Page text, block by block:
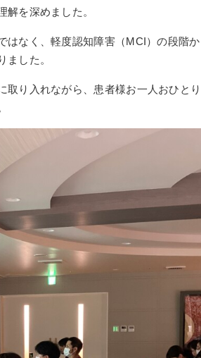
を深めました。
なく、軽度認知障害（MCI）の段階
した。
り入れながら、患者様お一人おひと